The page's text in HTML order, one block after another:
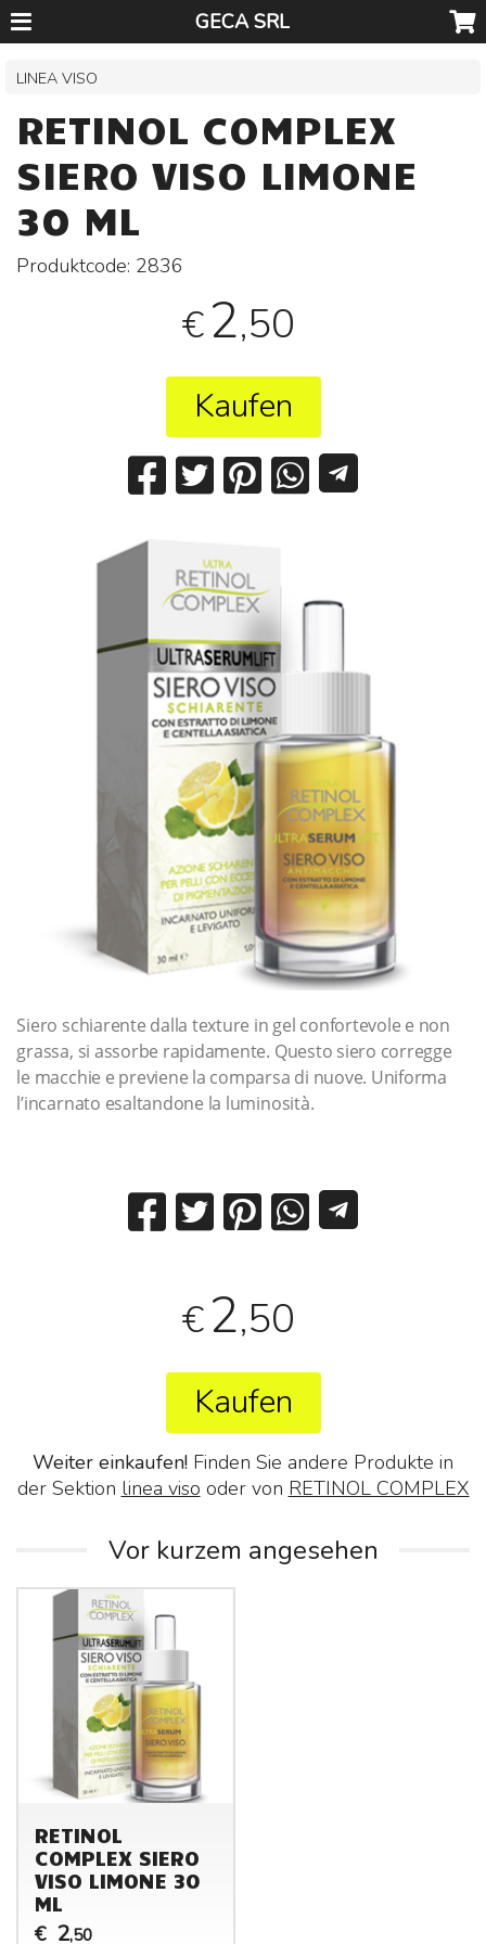
GECA SRL
LINEA VISO
RETINOL COMPLEX
SIERO VISO LIMONE
30 ML
Produktcode: 2836
€2,50
Kaufen
Siero schiarente dalla texture in gel confortevole e non
grassa, si assorbe rapidamente. Questo siero corregge
le macchie e previene la comparsa di nuove. Uniforma
l’incarnato esaltandone la luminosità.
€2,50
Kaufen
Weiter einkaufen! Finden Sie andere Produkte in
der Sektion linea viso oder von RETINOL COMPLEX
Vor kurzem angesehen
RETINOL
COMPLEX SIERO
VISO LIMONE 30
ML
€ 2,50